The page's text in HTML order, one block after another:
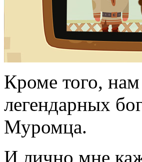
Кроме того,
легендарных
Муромца.
И лично мне